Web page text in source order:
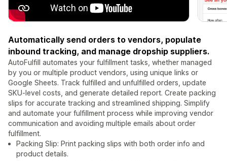
Automatically send orders to vendors, populate
inbound tracking, and manage dropship suppliers.
AutoFulfill automates your fulfillment tasks, whether managed
by you or multiple product vendors, using unique links or
Google Sheets. Track fulfilled and unfulfilled orders, update
SKU-level costs, and generate detailed report. Create packing
slips for accurate tracking and streamlined shipping. Simplify
and automate your fulfillment process while improving vendor
communication and avoiding multiple emails about order
fulfillment.
Packing Slip: Print packing slips with both order info and
product details.